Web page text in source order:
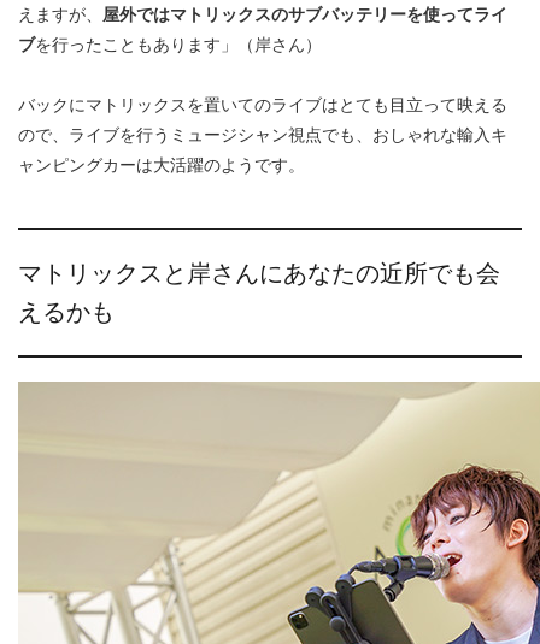
えますが、 屋外ではマトリックスのサブバッテリーを使ってライ
ブを行ったこともあります」（岸さん）
バックにマトリックスを置いてのライブはとても目立って映える
ので、ライブを行うミュージシャン視点でも、おしゃれな輸入キ
ャンピングカーは大活躍のようです。
マトリックスと岸さんにあなたの近所でも会
えるかも